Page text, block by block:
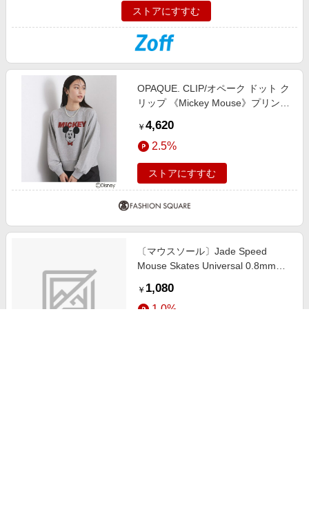
ストアにすすむ
OPAQUE. CLIP/オペーク ドット ク
リップ 《Mickey Mouse》プリント
グレー(012) 99
￥ 4,620
2.5%
ストアにすすむ
〔マウスソール〕Jade Speed
Mouse Skates Universal 0.8mm
mouse-skates-jade-uni-dots-08
￥ 1,080
1.0%